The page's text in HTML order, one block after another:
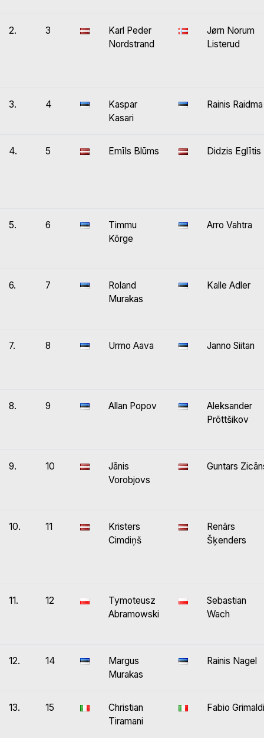
2. 3
Karl Peder
Nordstrand
Jørn Norum
Listerud
3. 4
Kaspar
Kasari
Rainis Raidma
4. 5 Emīls Blūms Didzis Eglītis
5. 6
Timmu
Kõrge
Arro Vahtra
6. 7
Roland
Murakas
Kalle Adler
7. 8 Urmo Aava Janno Siitan
8. 9 Allan Popov
Aleksander
Prõttšikov
9. 10
Jānis
Vorobjovs
Guntars
10. 11
Kristers
Cimdiņš
Renārs
Šķenders
11. 12
Tymoteusz
Abramowski
Sebastian
Wach
12. 14
Margus
Murakas
Rainis Nagel
13. 15
Christian
Tiramani
Fabio Grimaldi